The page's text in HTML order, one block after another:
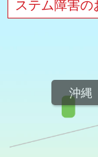
ステム障害の
沖縄